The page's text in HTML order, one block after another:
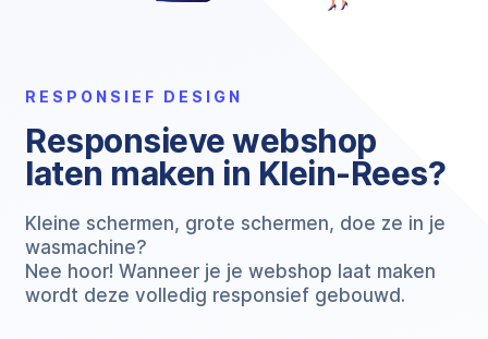
RESPONSIEF DESIGN
Responsieve webshop
laten maken in Klein-Rees?
Kleine schermen, grote schermen, doe ze in je
wasmachine?
Nee hoor! Wanneer je je webshop laat maken
wordt deze volledig responsief gebouwd.